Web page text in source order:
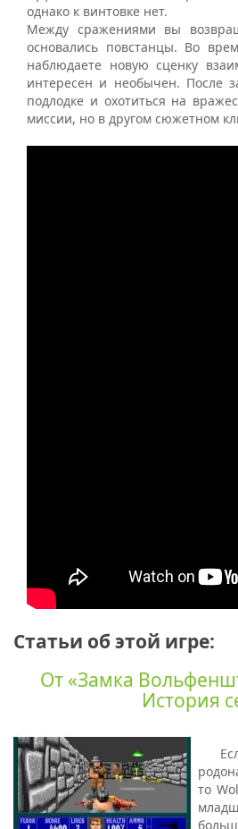
однако к винтовке нет.
Между сражениями вы
основались повстанцы. Во
наблюдаете новую сценку
интересен и необычен. После
подлодке и охотиться на
миссии, но в другом сюжетном
Статьи об этой игре:
От «Замка
История
то